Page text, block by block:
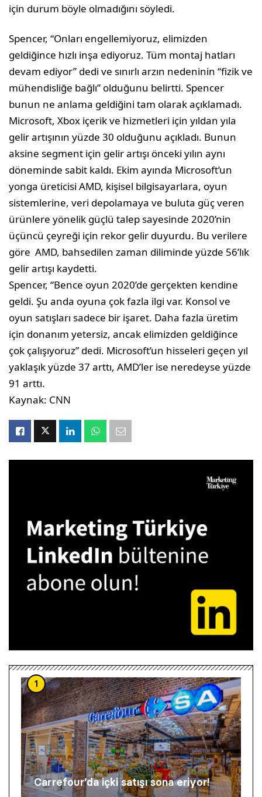
için durum böyle olmadığını söyledi.
Spencer, “Onları engellemiyoruz, elimizden
geldiğince hızlı inşa ediyoruz. Tüm montaj hatları
devam ediyor” dedi ve sınırlı arzın nedeninin “fizik ve
mühendisliğe bağlı” olduğunu belirtti. Spencer
bunun ne anlama geldiğini tam olarak açıklamadı.
Microsoft, Xbox içerik ve hizmetleri için yıldan yıla
gelir artışının yüzde 30 olduğunu açıkladı. Bunun
aksine segment için gelir artışı önceki yılın aynı
döneminde sabit kaldı. Ekim ayında Microsoft’un
yonga üreticisi AMD, kişisel bilgisayarlara, oyun
sistemlerine, veri depolamaya ve buluta güç veren
ürünlere yönelik güçlü talep sayesinde 2020’nin
üçüncü çeyreği için rekor gelir duyurdu. Bu verilere
göre AMD, bahsedilen zaman diliminde yüzde 56’lık
gelir artışı kaydetti.
Spencer, “Bence oyun 2020’de gerçekten kendine
geldi. Şu anda oyuna çok fazla ilgi var. Konsol ve
oyun satışları sadece bir işaret. Daha fazla üretim
için donanım yetersiz, ancak elimizden geldiğince
çok çalışıyoruz” dedi. Microsoft’un hisseleri geçen yıl
yaklaşık yüzde 37 arttı, AMD’ler ise neredeyse yüzde
91 arttı.
Kaynak: CNN
1
Carrefour’da içki satışı sona eriyor!